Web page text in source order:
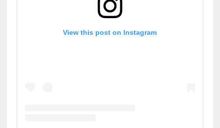
View this post on Instagram